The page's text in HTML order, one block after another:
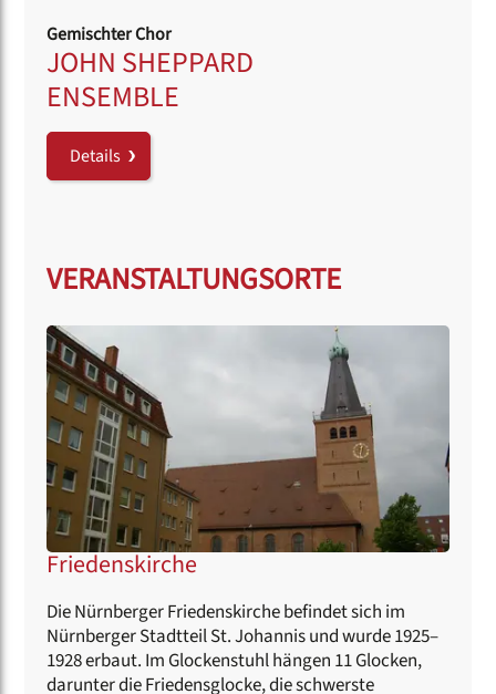
Gemischter Chor
JOHN SHEPPARD
ENSEMBLE
Details
VERANSTALTUNGSORTE
Friedenskirche
Die Nürnberger Friedenskirche befindet sich im
Nürnberger Stadtteil St. Johannis und wurde 1925–
1928 erbaut. Im Glockenstuhl hängen 11 Glocken,
darunter die Friedensglocke, die schwerste